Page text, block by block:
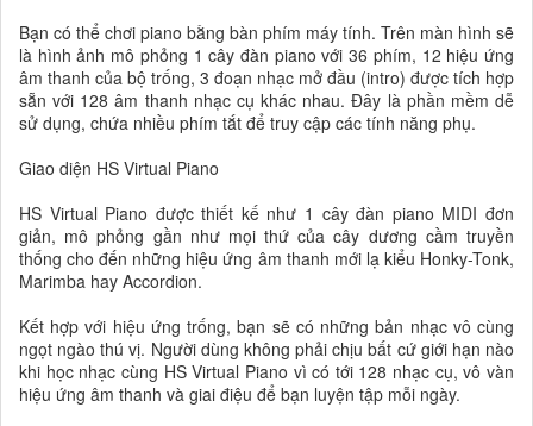
Bạn có thể chơi piano bằng bàn phím máy tính. Trên màn hình sẽ
là hình ảnh mô phỏng 1 cây đàn piano với 36 phím, 12 hiệu ứng
âm thanh của bộ trống, 3 đoạn nhạc mở đầu (intro) được tích hợp
sẵn với 128 âm thanh nhạc cụ khác nhau. Đây là phần mềm dễ
sử dụng, chứa nhiều phím tắt để truy cập các tính năng phụ.
Giao diện HS Virtual Piano
HS Virtual Piano được thiết kế như 1 cây đàn piano MIDI đơn
giản, mô phỏng gần như mọi thứ của cây dương cầm truyền
thống cho đến những hiệu ứng âm thanh mới lạ kiểu Honky-Tonk,
Marimba hay Accordion.
Kết hợp với hiệu ứng trống, bạn sẽ có những bản nhạc vô cùng
ngọt ngào thú vị. Người dùng không phải chịu bất cứ giới hạn nào
khi học nhạc cùng HS Virtual Piano vì có tới 128 nhạc cụ, vô vàn
hiệu ứng âm thanh và giai điệu để bạn luyện tập mỗi ngày.